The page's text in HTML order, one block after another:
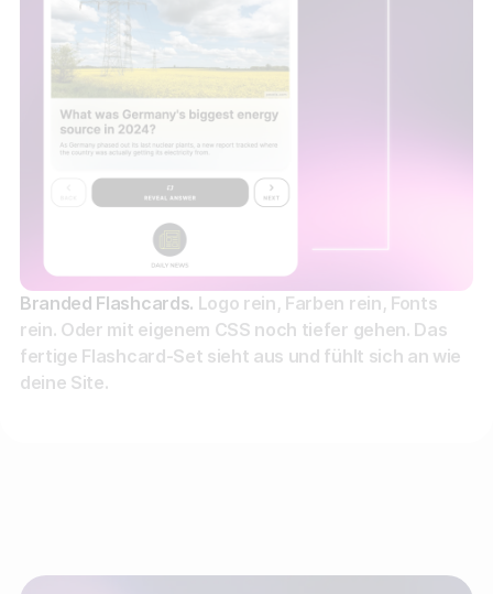
Branded Flashcards. Logo rein, Farben rein, Fonts
rein. Oder mit eigenem CSS noch tiefer gehen. Das
fertige Flashcard-Set sieht aus und fühlt sich an wie
deine Site.